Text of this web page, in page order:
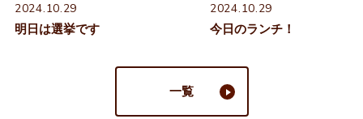
2024.10.29
明日は選挙です
2024.10.29
今日のランチ！
一覧